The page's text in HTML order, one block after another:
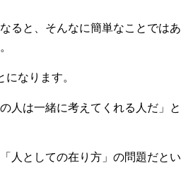
ると、そんなに簡単なことではあ
なります。
人は一緒に考えてくれる人だ」と
人としての在り方」の問題だとい